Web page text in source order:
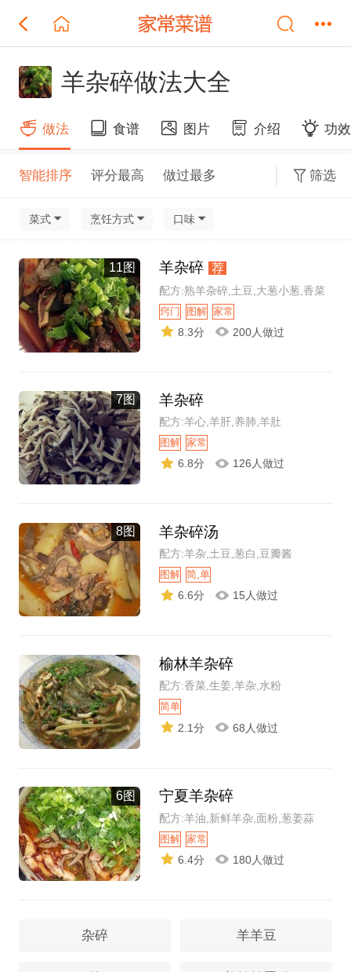
羊杂碎做法大全
做法 食谱 图片 介绍 功效
智能排序 评分最高 做过最多 筛选
菜式 烹饪方式 口味
11图 羊杂碎 荐
配方:熟羊杂碎,土豆,大葱小葱,香菜
窍门 图解 家常
8.3分 200人做过
7图 羊杂碎
配方:羊心,羊肝,养肺,羊肚
图解 家常
6.8分 126人做过
8图 羊杂碎汤
配方:羊杂,土豆,葱白,豆瓣酱
图解 简,单
6.6分 15人做过
榆林羊杂碎
配方:香菜,生姜,羊杂,水粉
简单
2.1分 68人做过
6图 宁夏羊杂碎
配方:羊油,新鲜羊杂,面粉,葱姜蒜
图解 家常
6.4分 180人做过
杂碎 羊羊豆